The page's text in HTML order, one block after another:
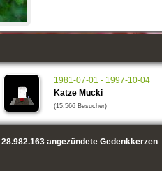
1981-07-01 - 1997-10-04
Katze Mucki
(15.566 Besucher)
28.982.163angezündete Gedenkkerzen